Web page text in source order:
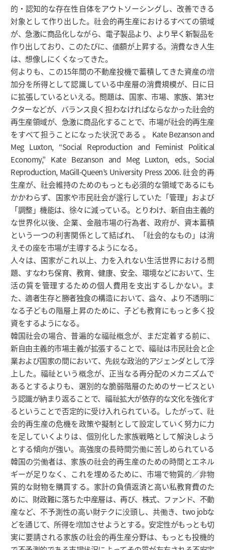
的・認知的な存在性自体をアウトソーシングし、改善できる
対象として作り出した。社会的再生産におけるすべての領域
が、急激に商品化しながら、電子製品より、より早く新製品を
作り出しており、このたびに、価額が上昇する。消費なき人生
は、想像しにくくなってきた。
何よりも、この15年間の不動産投機で蓄積してきた資産の増
加分を所得として認識している中産層の消費規模が、日に日
に拡張しているといえる。問題は、国家、市場、家族、第3セ
クターなどが、バランス良く担わなければならなかった社会的
再生産領域が、急激に商品化することで、市場が社会的再生産
をすべて担うことになった状況である 。 Kate Bezanson and
Meg Luxton, “Social Reproduction and Feminist Political
Economy,” Kate Bezanson and Meg Luxton, eds., Social
Reproduction, MaGill-Queen’s University Press 2006. 社会的再
生産が、社会維持のためのもっとも必須的な領域であるにも
かかわらず、国家や市民社会が遂行していた「管理」および
「調整」機能は、徐々に減っている。とりわけ、新自由主義的
な世界化以後、企業、金融市場の行為者、政府が、資本蓄積
という一つの利害関係として結ばれ、「社会的なもの」は消
えその座を市場が主導するようになる。
人々は、国家がこれ以上、力を入れない生活世界における問
題、すなわち保育、教育、健康、安全、環境などにおいて、生
活の質を管理するための個人費用を支出するしかない。ま
た、適者生存と勝者独食の構造において、益々、より不透明に
なる子どもの階層上昇のために、子ども教育にもっと多く投
資をするようになる。
韓国社会の場合、普遍的な福祉概念が、まだ定着する前に、
新自由主義的市場主義が拡張することで、福祉は市民社会と企
業および国家の間において、先鋭な政治的アジェンダとして浮
上した。福祉という概念が、正当なる再分配のメカニズムで
あるとするよりも、選別的な脆弱階層のためのサービスとい
う認識が納まり返ることで、福祉拡大が依存的な文化を強化す
るということで否定的に受け入れられている。したがって、社
会的再生産の危機を政策や擬制として設定していく努力に力
を足していくよりは、個別化した家族戦略として解決しよう
とする傾向が強い。高強度の長時間労働に苦しめられている
韓国の労働者は、家族の社会的再生産のための時間とエネル
ギーが足りなく、これを埋めるために、市場で物質的／非物
質的な財物を購買する。家計の負債返済と高い私教育費のた
めに、財政難に落ちた中産層は、再び、株式、ファンド、不動
産など、不予測性の高い財テクに没頭し、共働き、two jobな
どを通じて、所得を増加させようとする。安定性がもっとも切
実に要請される家族の社会的再生産分野は、もっとも投機的